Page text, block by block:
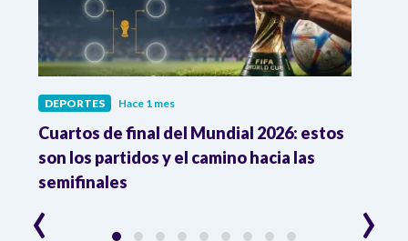
DEPORTES Hace 1 mes
Cuartos de final del Mundial 2026: estos
son los partidos y el camino hacia las
semifinales
‹ ›